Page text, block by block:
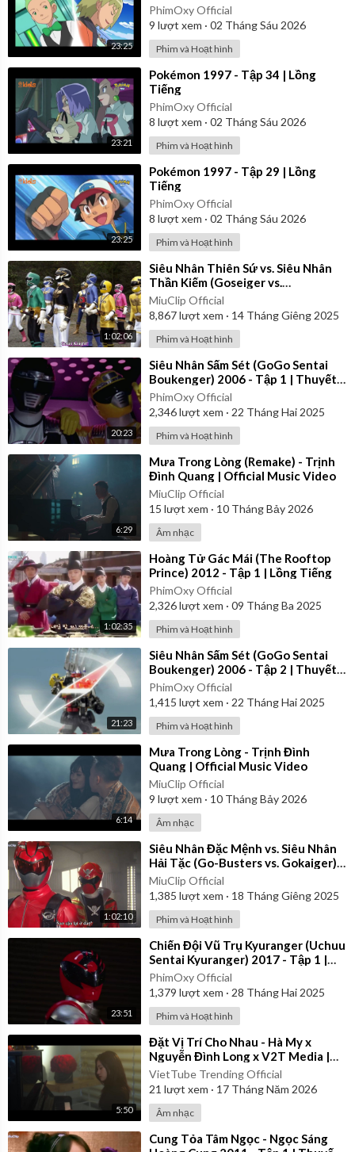
23:25
PhimOxy Official
9 lượt xem · 02 Tháng Sáu 2026
Phim và Hoạt hình
23:21
⁣Pokémon 1997 - Tập 34 | Lồng
Tiếng
PhimOxy Official
8 lượt xem · 02 Tháng Sáu 2026
Phim và Hoạt hình
23:25
⁣Pokémon 1997 - Tập 29 | Lồng
Tiếng
PhimOxy Official
8 lượt xem · 02 Tháng Sáu 2026
Phim và Hoạt hình
1:02:06
⁣Siêu Nhân Thiên Sứ vs. Siêu Nhân
Thần Kiếm (Goseiger vs.
Shinkenger) | Vietsub
MiuClip Official
8,867lượt xem · 14 Tháng Giêng 2025
Phim và Hoạt hình
20:23
⁣Siêu Nhân Sấm Sét (GoGo Sentai
Boukenger) 2006 - Tập 1 | Thuyết
Minh
PhimOxy Official
2,346lượt xem · 22 Tháng Hai 2025
Phim và Hoạt hình
6:29
⁣Mưa Trong Lòng (Remake) - Trịnh
Đình Quang | Official Music Video
MiuClip Official
15 lượt xem · 10 Tháng Bảy 2026
Âm nhạc
1:02:35
⁣Hoàng Tử Gác Mái (The Rooftop
Prince) 2012 - Tập 1 | Lồng Tiếng
PhimOxy Official
2,326lượt xem · 09 Tháng Ba 2025
Phim và Hoạt hình
21:23
⁣Siêu Nhân Sấm Sét (GoGo Sentai
Boukenger) 2006 - Tập 2 | Thuyết
Minh
PhimOxy Official
1,415 lượt xem · 22 Tháng Hai 2025
Phim và Hoạt hình
6:14
⁣Mưa Trong Lòng - Trịnh Đình
Quang | Official Music Video
MiuClip Official
9 lượt xem · 10 Tháng Bảy 2026
Âm nhạc
1:02:10
⁣Siêu Nhân Đặc Mệnh vs. Siêu Nhân
Hải Tặc (Go-Busters vs. Gokaiger) |
Vietsub
MiuClip Official
1,385 lượt xem · 18 Tháng Giêng 2025
Phim và Hoạt hình
23:51
⁣Chiến Đội Vũ Trụ Kyuranger (Uchuu
Sentai Kyuranger) 2017 - Tập 1 |
Thuyết Minh
PhimOxy Official
1,379 lượt xem · 28 Tháng Hai 2025
Phim và Hoạt hình
5:50
⁣Đặt Vị Trí Cho Nhau - Hà My x
Nguyễn Đình Long x V2T Media |
Official Music Video
VietTube Trending Official
21 lượt xem · 17 Tháng Năm 2026
Âm nhạc
⁣Cung Tỏa Tâm Ngọc - Ngọc Sáng